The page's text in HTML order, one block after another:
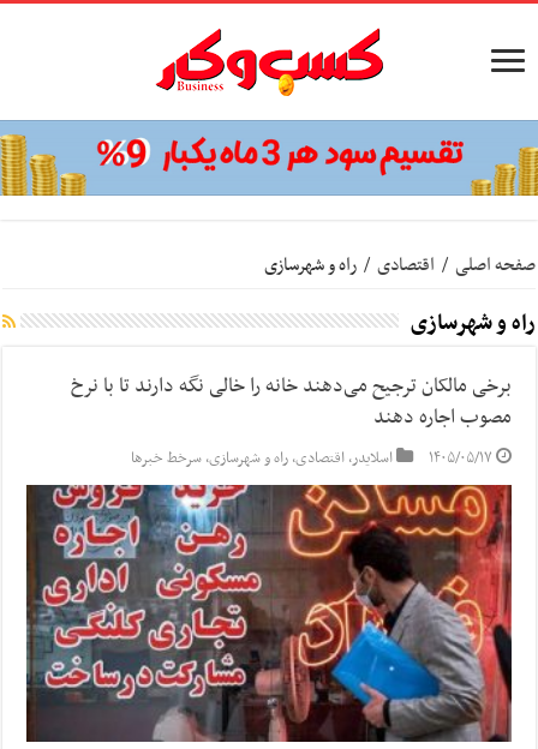
صفحه اصلی / اقتصادی / راه و شهرسازی
راه و شهرسازی
برخی مالکان ترجیح می‌دهند خانه را خالی نگه دارند تا با نرخ
مصوب اجاره دهند
۱۴۰۵/۰۵/۱۷ اسلایدر,اقتصادی,راه و شهرسازی,سرخط خبرها